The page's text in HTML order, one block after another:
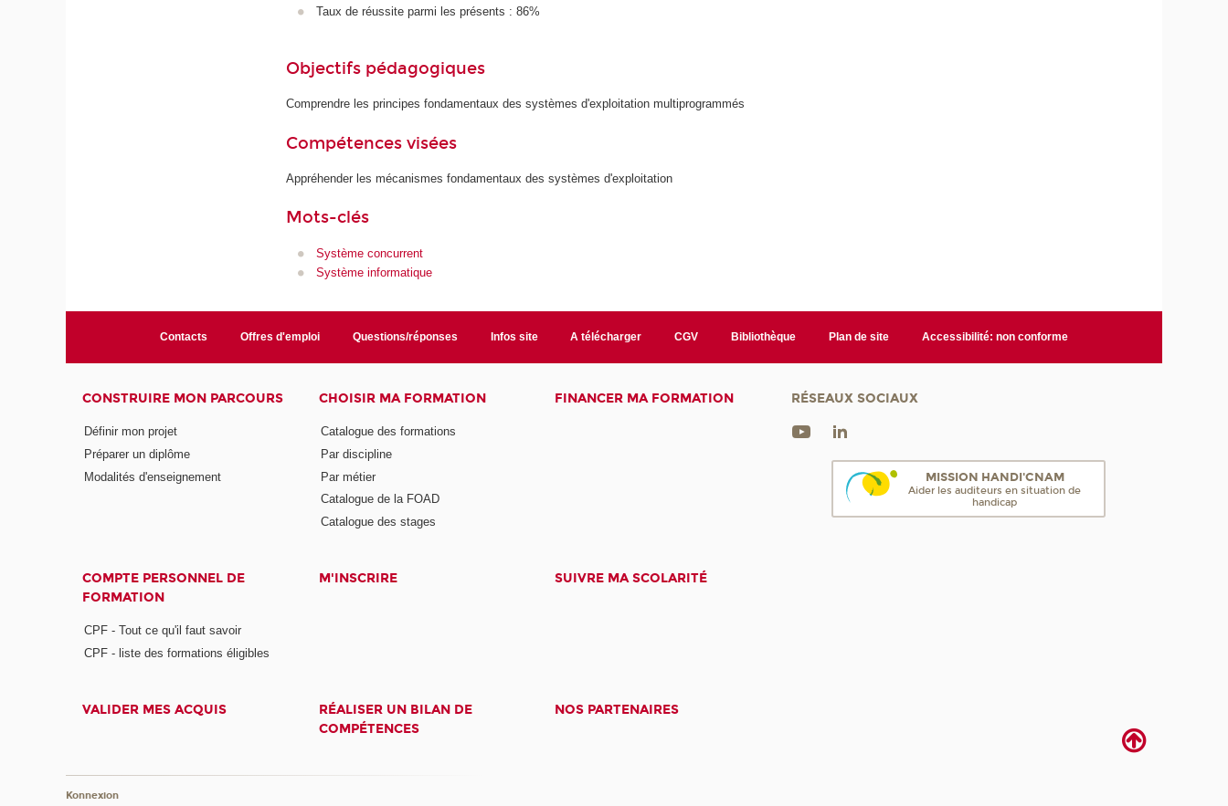
Taux de réussite parmi les présents : 86%
Objectifs pédagogiques
Comprendre les principes fondamentaux des systèmes d'exploitation multiprogrammés
Compétences visées
Appréhender les mécanismes fondamentaux des systèmes d'exploitation
Mots-clés
Système concurrent
Système informatique
Contacts Offres d'emploi Questions/réponses Infos site A télécharger CGV Bibliothèque Plan de site Accessibilité: non conforme
CONSTRUIRE MON PARCOURS
Définir mon projet
Préparer un diplôme
Modalités d'enseignement
CHOISIR MA FORMATION
Catalogue des formations
Par discipline
Par métier
Catalogue de la FOAD
Catalogue des stages
FINANCER MA FORMATION
COMPTE PERSONNEL DE
FORMATION
CPF - Tout ce qu'il faut savoir
CPF - liste des formations éligibles
M'INSCRIRE SUIVRE MA SCOLARITÉ
VALIDER MES ACQUIS
RÉALISER UN BILAN DE
COMPÉTENCES
NOS PARTENAIRES
RÉSEAUX SOCIAUX
MISSION HANDI'CNAM
Aider les auditeurs en situation de
handicap
Konnexion